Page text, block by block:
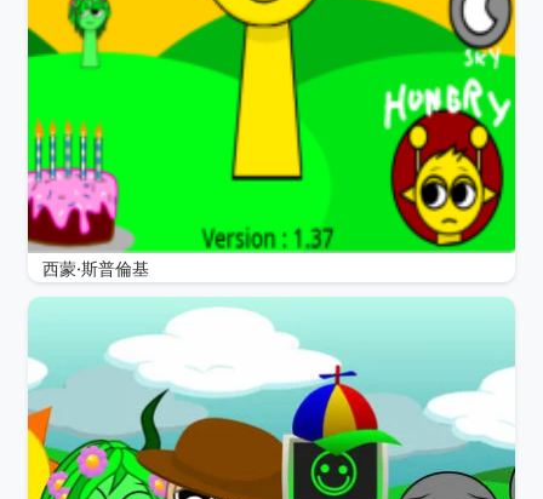
西蒙·斯普倫基